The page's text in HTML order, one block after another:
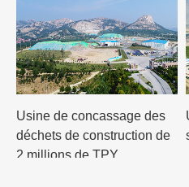
Usine de concassage des
déchets de construction de
2 millions de TPY